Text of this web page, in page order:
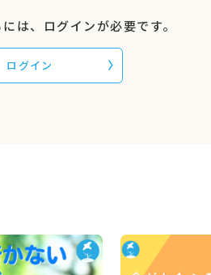
は、ログインが必要です。
ログイン